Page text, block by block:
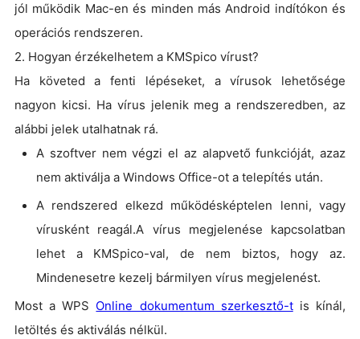
jól működik Mac-en és minden más Android indítókon és
operációs rendszeren.
2. Hogyan érzékelhetem a KMSpico vírust?
Ha követed a fenti lépéseket, a vírusok lehetősége
nagyon kicsi. Ha vírus jelenik meg a rendszeredben, az
alábbi jelek utalhatnak rá.
A szoftver nem végzi el az alapvető funkcióját, azaz
nem aktiválja a Windows Office-ot a telepítés után.
A rendszered elkezd működésképtelen lenni, vagy
vírusként reagál.A vírus megjelenése kapcsolatban
lehet a KMSpico-val, de nem biztos, hogy az.
Mindenesetre kezelj bármilyen vírus megjelenést.
Most a WPS Online dokumentum szerkesztő-tis kínál,
letöltés és aktiválás nélkül.